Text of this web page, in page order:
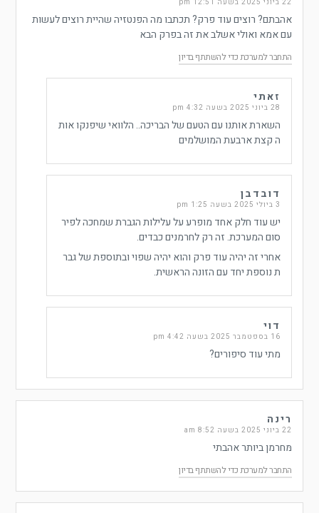
22 ביוני 2025 בשעה 12:51 pm
אהבתם? רוצים עוד פרק? תכתבו מה הפנטזיה שהיית רוצים לעשות
עם אמא ואולי אשלב את זה בפרק הבא
התחבר למערכת כדי להשתתף בדיון
זאתי
28 ביוני 2025 בשעה 4:32 pm
השארת אותנו עם הטעם של הבריכה.. הלוואי שיפנקו אות
ה קצת ארבעת המושלמים
דובדבן
3 ביולי 2025 בשעה 1:25 pm
יש עוד חלק אחד מופרע על עלילות הגברת שמחכה לפיר
סום המערכת. זה רק לחרמנים כבדים.
אחרי זה יהיה עוד פרק והוא יהיה שפוי ובתוספת של גבר
ת נוספת יחד עם הזונה הראשית.
דוי
16 בספטמבר 2025 בשעה 4:42 pm
מתי עוד סיפורים?
רינה
22 ביוני 2025 בשעה 8:52 am
מּחרמן ביותר אהבתי
התחבר למערכת כדי להשתתף בדיון